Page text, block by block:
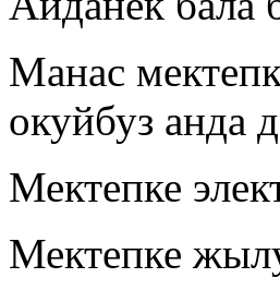
Манас
окуйбуз анда
Мектепке
Мектепке